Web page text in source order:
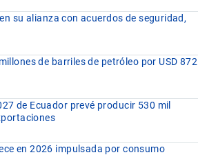
su alianza con acuerdos de seguridad,
de barriles de petróleo por USD 872
de Ecuador prevé producir 530 mil
en 2026 impulsada por consumo